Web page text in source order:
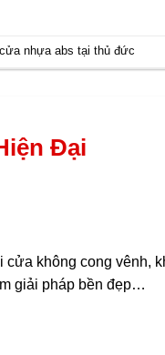
cửa nhựa abs tại thủ đức
Đại
không cong vênh,
giải pháp bền đẹp…